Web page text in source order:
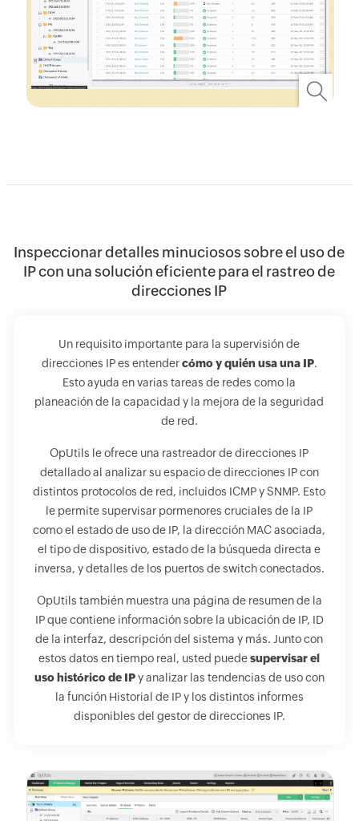
Inspeccionar detalles minuciosos sobre el uso de
IP con una solución eficiente para el rastreo de
direcciones IP
Un requisito importante para la supervisión de
direcciones IP es entendercómo y quién usa una IP.
Esto ayuda en varias tareas de redes como la
planeación de la capacidad y la mejora de la seguridad
de red.
OpUtils le ofrece una rastreador de direcciones IP
detallado al analizar su espacio de direcciones IP con
distintos protocolos de red, incluidos ICMP y SNMP. Esto
le permite supervisar pormenores cruciales de la IP
como el estado de uso de IP, la dirección MAC asociada,
el tipo de dispositivo, estado de la búsqueda directa e
inversa, y detalles de los puertos de switch conectados.
OpUtils también muestra una página de resumen de la
IP que contiene información sobre la ubicación de IP, ID
de la interfaz, descripción del sistema y más. Junto con
estos datos en tiempo real, usted puedesupervisar el
uso histórico de IPy analizar las tendencias de uso con
la función Historial de IP y los distintos informes
disponibles del gestor de direcciones IP.